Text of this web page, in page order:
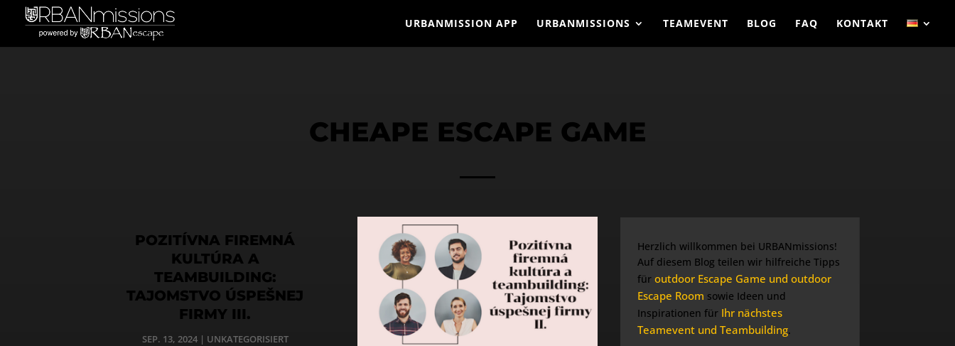
URBANMISSION APP URBANMISSIONS TEAMEVENT BLOG FAQ KONTAKT
CHEAPE ESCAPE GAME
POZITÍVNA FIREMNÁ
KULTÚRA A
TEAMBUILDING:
TAJOMSTVO ÚSPEŠNEJ
FIRMY III.
SEP. 13, 2024| UNKATEGORISIERT
Herzlich willkommen bei URBANmissions!
Auf diesem Blog teilen wir hilfreiche Tipps
für outdoor Escape Game und outdoor
Escape Room sowie Ideen und
Inspirationen für Ihr nächstes
Teamevent und Teambuilding.